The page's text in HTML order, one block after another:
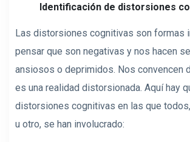
Identificación de distorsiones
Las distorsiones cognitivas son formas
pensar que son negativas y nos hacen
ansiosos o deprimidos. Nos convencen
es una realidad distorsionada. Aquí hay
distorsiones cognitivas en las que
u otro, se han involucrado: